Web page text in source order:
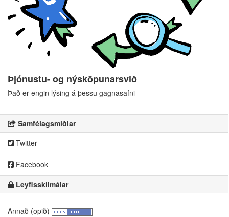
Þjónustu- og nýsköpunarsvið
Það er engin lýsing á þessu gagnasafni
Samfélagsmiðlar
Twitter
Facebook
Leyfisskilmálar
Annað (opið)